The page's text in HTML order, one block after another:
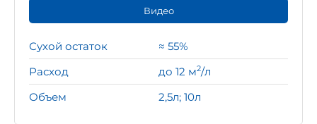
Видео
Сухой остаток
≈ 55%
Расход
до 12 м2/л
Объем
2,5л; 10л